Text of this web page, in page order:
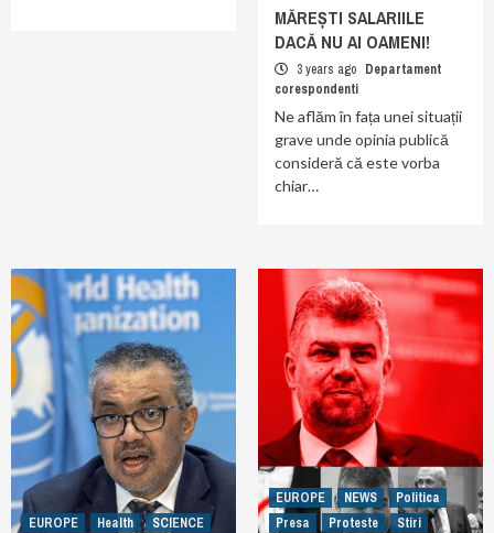
MĂREȘTI SALARIILE
DACĂ NU AI OAMENI!
3 years ago Departament
corespondenti
Ne aflăm în fața unei situații
grave unde opinia publică
consideră că este vorba
chiar…
EUROPE Health SCIENCE
EUROPE NEWS
Politica
Presa
Proteste Stiri